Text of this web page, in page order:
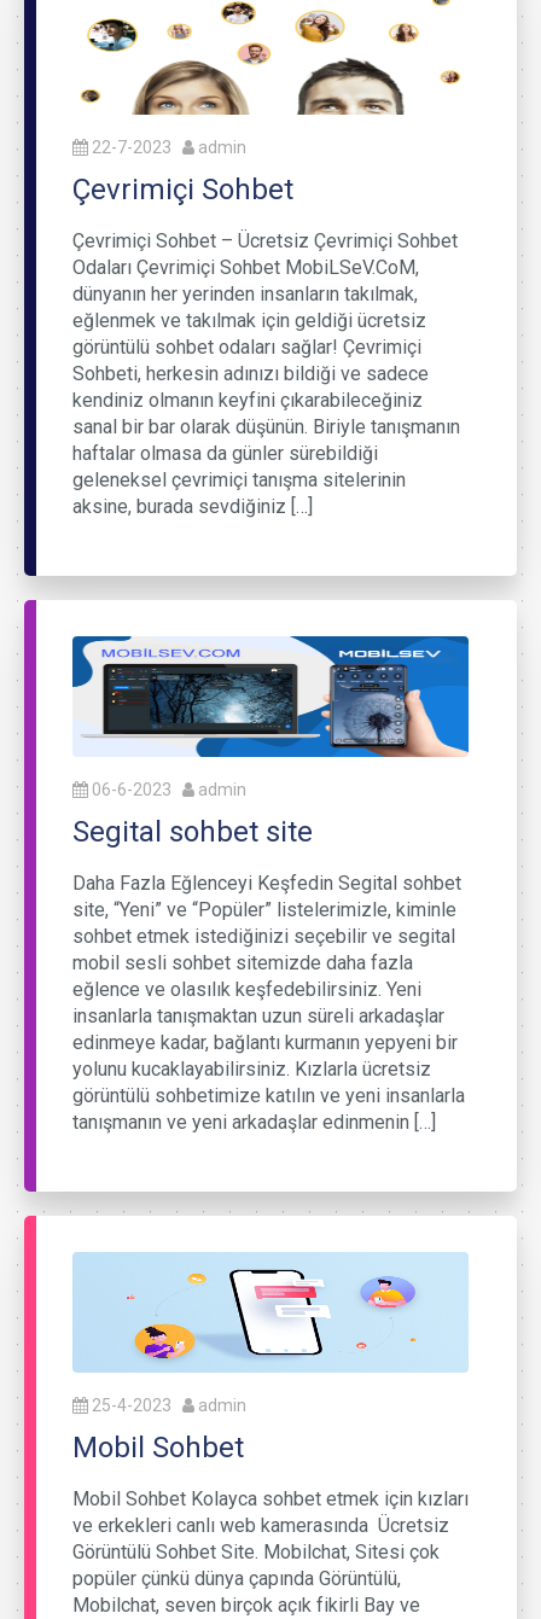
22-7-2023 admin
Çevrimiçi Sohbet
Çevrimiçi Sohbet – Ücretsiz Çevrimiçi Sohbet
Odaları Çevrimiçi Sohbet MobiLSeV.CoM,
dünyanın her yerinden insanların takılmak,
eğlenmek ve takılmak için geldiği ücretsiz
görüntülü sohbet odaları sağlar! Çevrimiçi
Sohbeti, herkesin adınızı bildiği ve sadece
kendiniz olmanın keyfini çıkarabileceğiniz
sanal bir bar olarak düşünün. Biriyle tanışmanın
haftalar olmasa da günler sürebildiği
geleneksel çevrimiçi tanışma sitelerinin
aksine, burada sevdiğiniz […]
06-6-2023 admin
Segital sohbet site
Daha Fazla Eğlenceyi Keşfedin Segital sohbet
site, “Yeni” ve “Popüler” listelerimizle, kiminle
sohbet etmek istediğinizi seçebilir ve segital
mobil sesli sohbet sitemizde daha fazla
eğlence ve olasılık keşfedebilirsiniz. Yeni
insanlarla tanışmaktan uzun süreli arkadaşlar
edinmeye kadar, bağlantı kurmanın yepyeni bir
yolunu kucaklayabilirsiniz. Kızlarla ücretsiz
görüntülü sohbetimize katılın ve yeni insanlarla
tanışmanın ve yeni arkadaşlar edinmenin […]
25-4-2023 admin
Mobil Sohbet
Mobil Sohbet Kolayca sohbet etmek için kızları
ve erkekleri canlı web kamerasında Ücretsiz
Görüntülü Sohbet Site. Mobilchat, Sitesi çok
popüler çünkü dünya çapında Görüntülü,
Mobilchat, seven birçok açık fikirli Bay ve